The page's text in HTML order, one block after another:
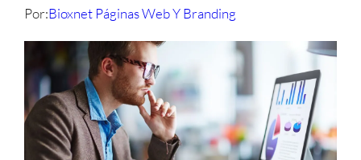
Por:Bioxnet Páginas Web Y Branding